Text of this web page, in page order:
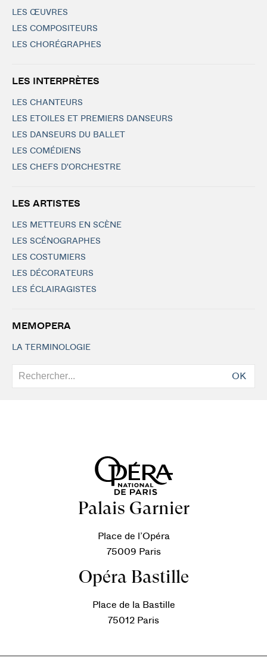
LES ŒUVRES
LES COMPOSITEURS
LES CHORÉGRAPHES
LES INTERPRÈTES
LES CHANTEURS
LES ETOILES ET PREMIERS DANSEURS
LES DANSEURS DU BALLET
LES COMÉDIENS
LES CHEFS D'ORCHESTRE
LES ARTISTES
LES METTEURS EN SCÈNE
LES SCÉNOGRAPHES
LES COSTUMIERS
LES DÉCORATEURS
LES ÉCLAIRAGISTES
MEMOPERA
LA TERMINOLOGIE
OK
Palais Garnier
Place de l’Opéra
75009 Paris
Opéra Bastille
Place de la Bastille
75012 Paris